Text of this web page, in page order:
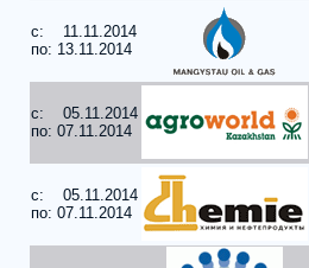
c: 11.11.2014
по: 13.11.2014
c: 05.11.2014
по: 07.11.2014
c: 05.11.2014
по: 07.11.2014